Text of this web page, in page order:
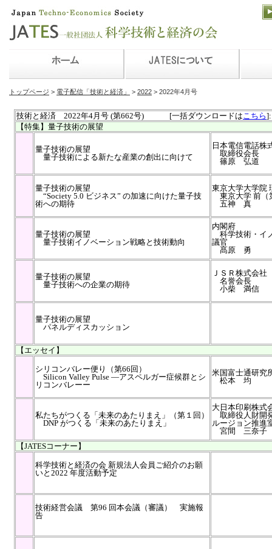
トップページ > 電子配信「技術と経済」 > 2022 > 2022年4月号